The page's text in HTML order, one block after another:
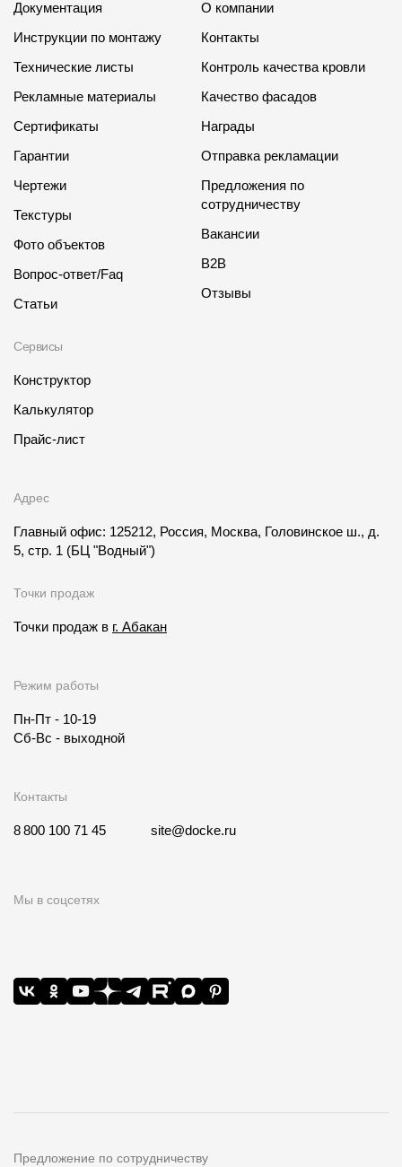
Документация
Инструкции по монтажу
Технические листы
Рекламные материалы
Сертификаты
Гарантии
Чертежи
Текстуры
Фото объектов
Вопрос-ответ/Faq
Статьи
Сервисы
Конструктор
Калькулятор
Прайс-лист
О компании
Контакты
Контроль качества кровли
Качество фасадов
Награды
Отправка рекламации
Предложения по
сотрудничеству
Вакансии
B2B
Отзывы
Адрес
Главный офис: 125212, Россия, Москва, Головинское ш., д.
5, стр. 1 (БЦ "Водный")
Точки продаж
Точки продаж в г. Абакан
Режим работы
Пн-Пт - 10-19
Сб-Вс - выходной
Контакты
8 800 100 71 45 site@docke.ru
Мы в соцсетях
Предложение по сотрудничеству